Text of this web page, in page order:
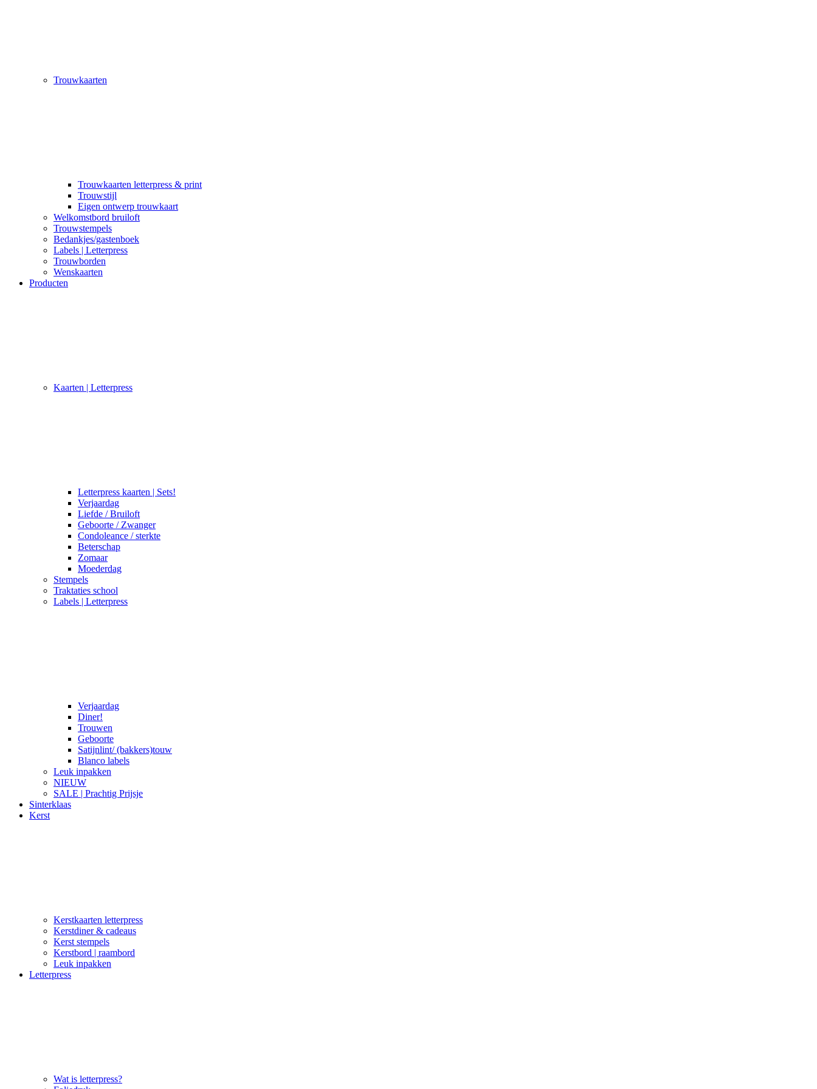
Trouwkaarten
Trouwkaarten letterpress & print
Trouwstijl
Eigen ontwerp trouwkaart
Welkomstbord bruiloft
Trouwstempels
Bedankjes/gastenboek
Labels | Letterpress
Trouwborden
Wenskaarten
Producten
Kaarten | Letterpress
Letterpress kaarten | Sets!
Verjaardag
Liefde / Bruiloft
Geboorte / Zwanger
Condoleance / sterkte
Beterschap
Zomaar
Moederdag
Stempels
Traktaties school
Labels | Letterpress
Verjaardag
Diner!
Trouwen
Geboorte
Satijnlint/ (bakkers)touw
Blanco labels
Leuk inpakken
NIEUW
SALE | Prachtig Prijsje
Sinterklaas
Kerst
Kerstkaarten letterpress
Kerstdiner & cadeaus
Kerst stempels
Kerstbord | raambord
Leuk inpakken
Letterpress
Wat is letterpress?